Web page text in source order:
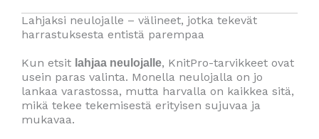
Lahjaksi neulojalle – välineet, jotka tekevät
harrastuksesta entistä parempaa
Kun etsit lahjaa neulojalle, KnitPro-tarvikkeet ovat
usein paras valinta. Monella neulojalla on jo
lankaa varastossa, mutta harvalla on kaikkea sitä,
mikä tekee tekemisestä erityisen sujuvaa ja
mukavaa.